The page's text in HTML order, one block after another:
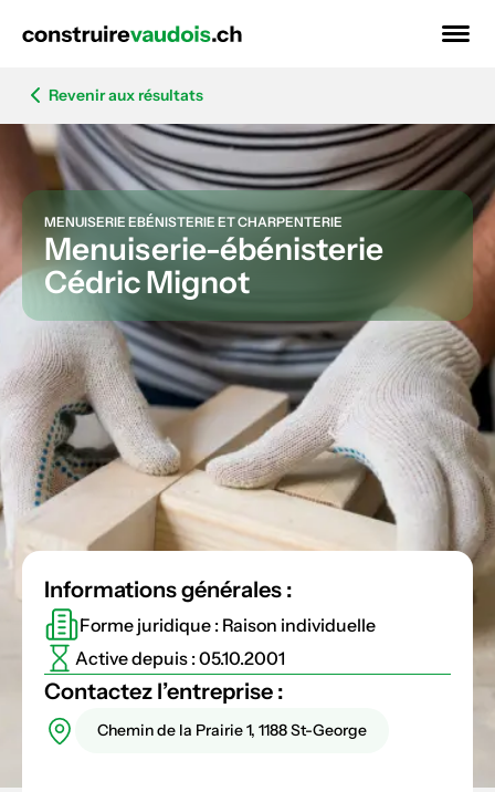
Revenir aux résultats
MENUISERIE EBÉNISTERIE ET CHARPENTERIE
Menuiserie-ébénisterie
Cédric Mignot
Informations générales :
Forme juridique : Raison individuelle
Active depuis : 05.10.2001
Contactez l’entreprise :
Chemin de la Prairie 1, 1188 St-George